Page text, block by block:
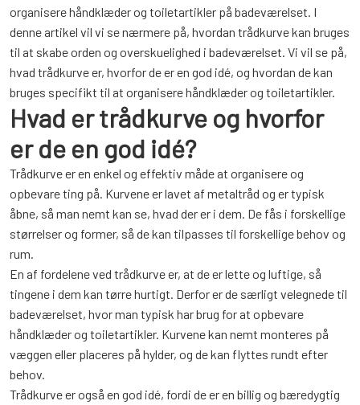
organisere håndklæder og toiletartikler på badeværelset. I
denne artikel vil vi se nærmere på, hvordan trådkurve kan bruges
til at skabe orden og overskuelighed i badeværelset. Vi vil se på,
hvad trådkurve er, hvorfor de er en god idé, og hvordan de kan
bruges specifikt til at organisere håndklæder og toiletartikler.
Hvad er trådkurve og hvorfor
er de en god idé?
Trådkurve er en enkel og effektiv måde at organisere og
opbevare ting på. Kurvene er lavet af metaltråd og er typisk
åbne, så man nemt kan se, hvad der er i dem. De fås i forskellige
størrelser og former, så de kan tilpasses til forskellige behov og
rum.
En af fordelene ved trådkurve er, at de er lette og luftige, så
tingene i dem kan tørre hurtigt. Derfor er de særligt velegnede til
badeværelset, hvor man typisk har brug for at opbevare
håndklæder og toiletartikler. Kurvene kan nemt monteres på
væggen eller placeres på hylder, og de kan flyttes rundt efter
behov.
Trådkurve er også en god idé, fordi de er en billig og bæredygtig